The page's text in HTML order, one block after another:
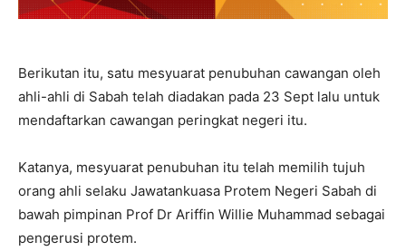
Berikutan itu, satu mesyuarat penubuhan cawangan oleh
ahli-ahli di Sabah telah diadakan pada 23 Sept lalu untuk
mendaftarkan cawangan peringkat negeri itu.
Katanya, mesyuarat penubuhan itu telah memilih tujuh
orang ahli selaku Jawatankuasa Protem Negeri Sabah di
bawah pimpinan Prof Dr Ariffin Willie Muhammad sebagai
pengerusi protem.